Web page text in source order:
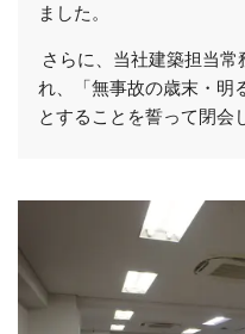
ました。
さらに、当社建築担当
れ、「無事故の歳末・明
とすることを誓って閉会